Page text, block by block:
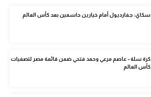
سكاي: جفارديول أمام خيارين حاسمين بعد كأس العالم
كرة سلة - عاصم مرعي وحمد فتحي ضمن قائمة مصر لتصفيات
كأس العالم